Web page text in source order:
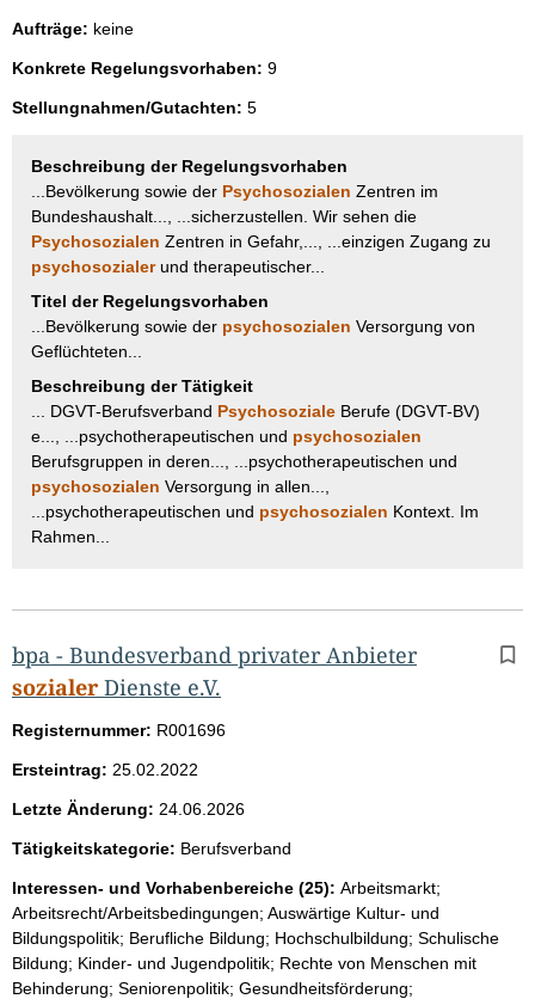
Aufträge: keine
Konkrete Regelungsvorhaben: 9
Stellungnahmen/Gutachten: 5
Beschreibung der Regelungsvorhaben
...Bevölkerung sowie der Psychosozialen Zentren im
Bundeshaushalt..., ...sicherzustellen. Wir sehen die
Psychosozialen Zentren in Gefahr,..., ...einzigen Zugang zu
psychosozialerund therapeutischer...
Titel der Regelungsvorhaben
...Bevölkerung sowie der psychosozialen Versorgung von
Geflüchteten...
Beschreibung der Tätigkeit
... DGVT-Berufsverband Psychosoziale Berufe (DGVT-BV)
e..., ...psychotherapeutischen und psychosozialen
Berufsgruppen in deren..., ...psychotherapeutischen und
psychosozialen Versorgung in allen...,
...psychotherapeutischen und psychosozialen Kontext. Im
Rahmen...
bpa - Bundesverband privater Anbieter
sozialer Dienste e.V.
Registernummer: R001696
Ersteintrag: 25.02.2022
Letzte Änderung: 24.06.2026
Tätigkeitskategorie: Berufsverband
Interessen- und Vorhabenbereiche (25): Arbeitsmarkt;
Arbeitsrecht/Arbeitsbedingungen; Auswärtige Kultur- und
Bildungspolitik; Berufliche Bildung; Hochschulbildung; Schulische
Bildung; Kinder- und Jugendpolitik; Rechte von Menschen mit
Behinderung; Seniorenpolitik; Gesundheitsförderung;